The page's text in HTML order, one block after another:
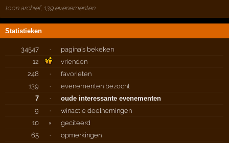
toon archief, 139 evenementen
Statistieken
34547 ·
pagina's bekeken
12
vrienden
248
·
favorieten
139
·
evenementen bezocht
7
·
oude interessante evenementen
9
·
winactie deelnemingen
10
×
geciteerd
65
·
opmerkingen